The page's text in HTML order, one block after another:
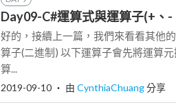
Day09-C#運算式與運算子(+、
好的，接續上一篇，我們來看看其他
算子(二進制) 以下運算子會先將運算
算...
2019-09-10 ‧ 由 CynthiaChuang分享